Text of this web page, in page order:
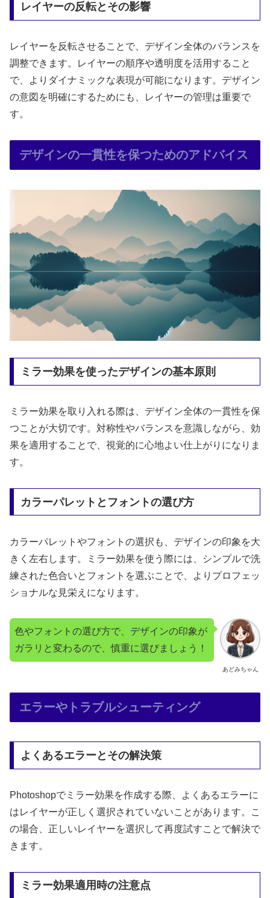
レイヤーの反転とその影響
レイヤーを反転させることで、デザイン全体のバランスを
調整できます。レイヤーの順序や透明度を活用すること
で、よりダイナミックな表現が可能になります。デザイン
の意図を明確にするためにも、レイヤーの管理は重要で
す。
デザインの一貫性を保つためのアドバイス
ミラー効果を使ったデザインの基本原則
ミラー効果を取り入れる際は、デザイン全体の一貫性を保
つことが大切です。対称性やバランスを意識しながら、効
果を適用することで、視覚的に心地よい仕上がりになりま
す。
カラーパレットとフォントの選び方
カラーパレットやフォントの選択も、デザインの印象を大
きく左右します。ミラー効果を使う際には、シンプルで洗
練された色合いとフォントを選ぶことで、よりプロフェッ
ショナルな見栄えになります。
あどみちゃん
色やフォントの選び方で、デザインの印象が
ガラリと変わるので、慎重に選びましょう！
エラーやトラブルシューティング
よくあるエラーとその解決策
Photoshopでミラー効果を作成する際、よくあるエラーに
はレイヤーが正しく選択されていないことがあります。こ
の場合、正しいレイヤーを選択して再度試すことで解決で
きます。
ミラー効果適用時の注意点